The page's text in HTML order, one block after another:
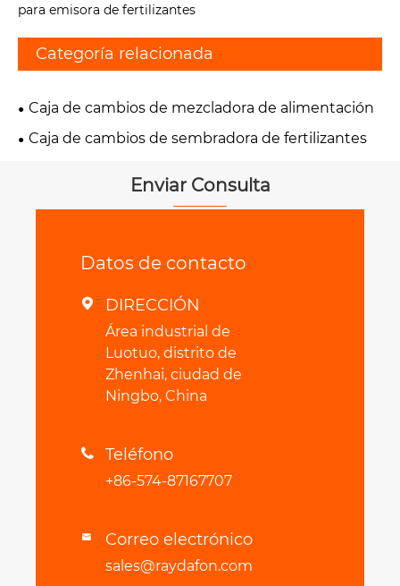
para emisora de fertilizantes
Categoría relacionada
Caja de cambios de mezcladora de alimentación
Caja de cambios de sembradora de fertilizantes
Enviar Consulta
Datos de contacto
 DIRECCIÓN
Área industrial de
Luotuo, distrito de
Zhenhai, ciudad de
Ningbo, China
 Teléfono
+86-574-87167707
 Correo electrónico
sales@raydafon.com